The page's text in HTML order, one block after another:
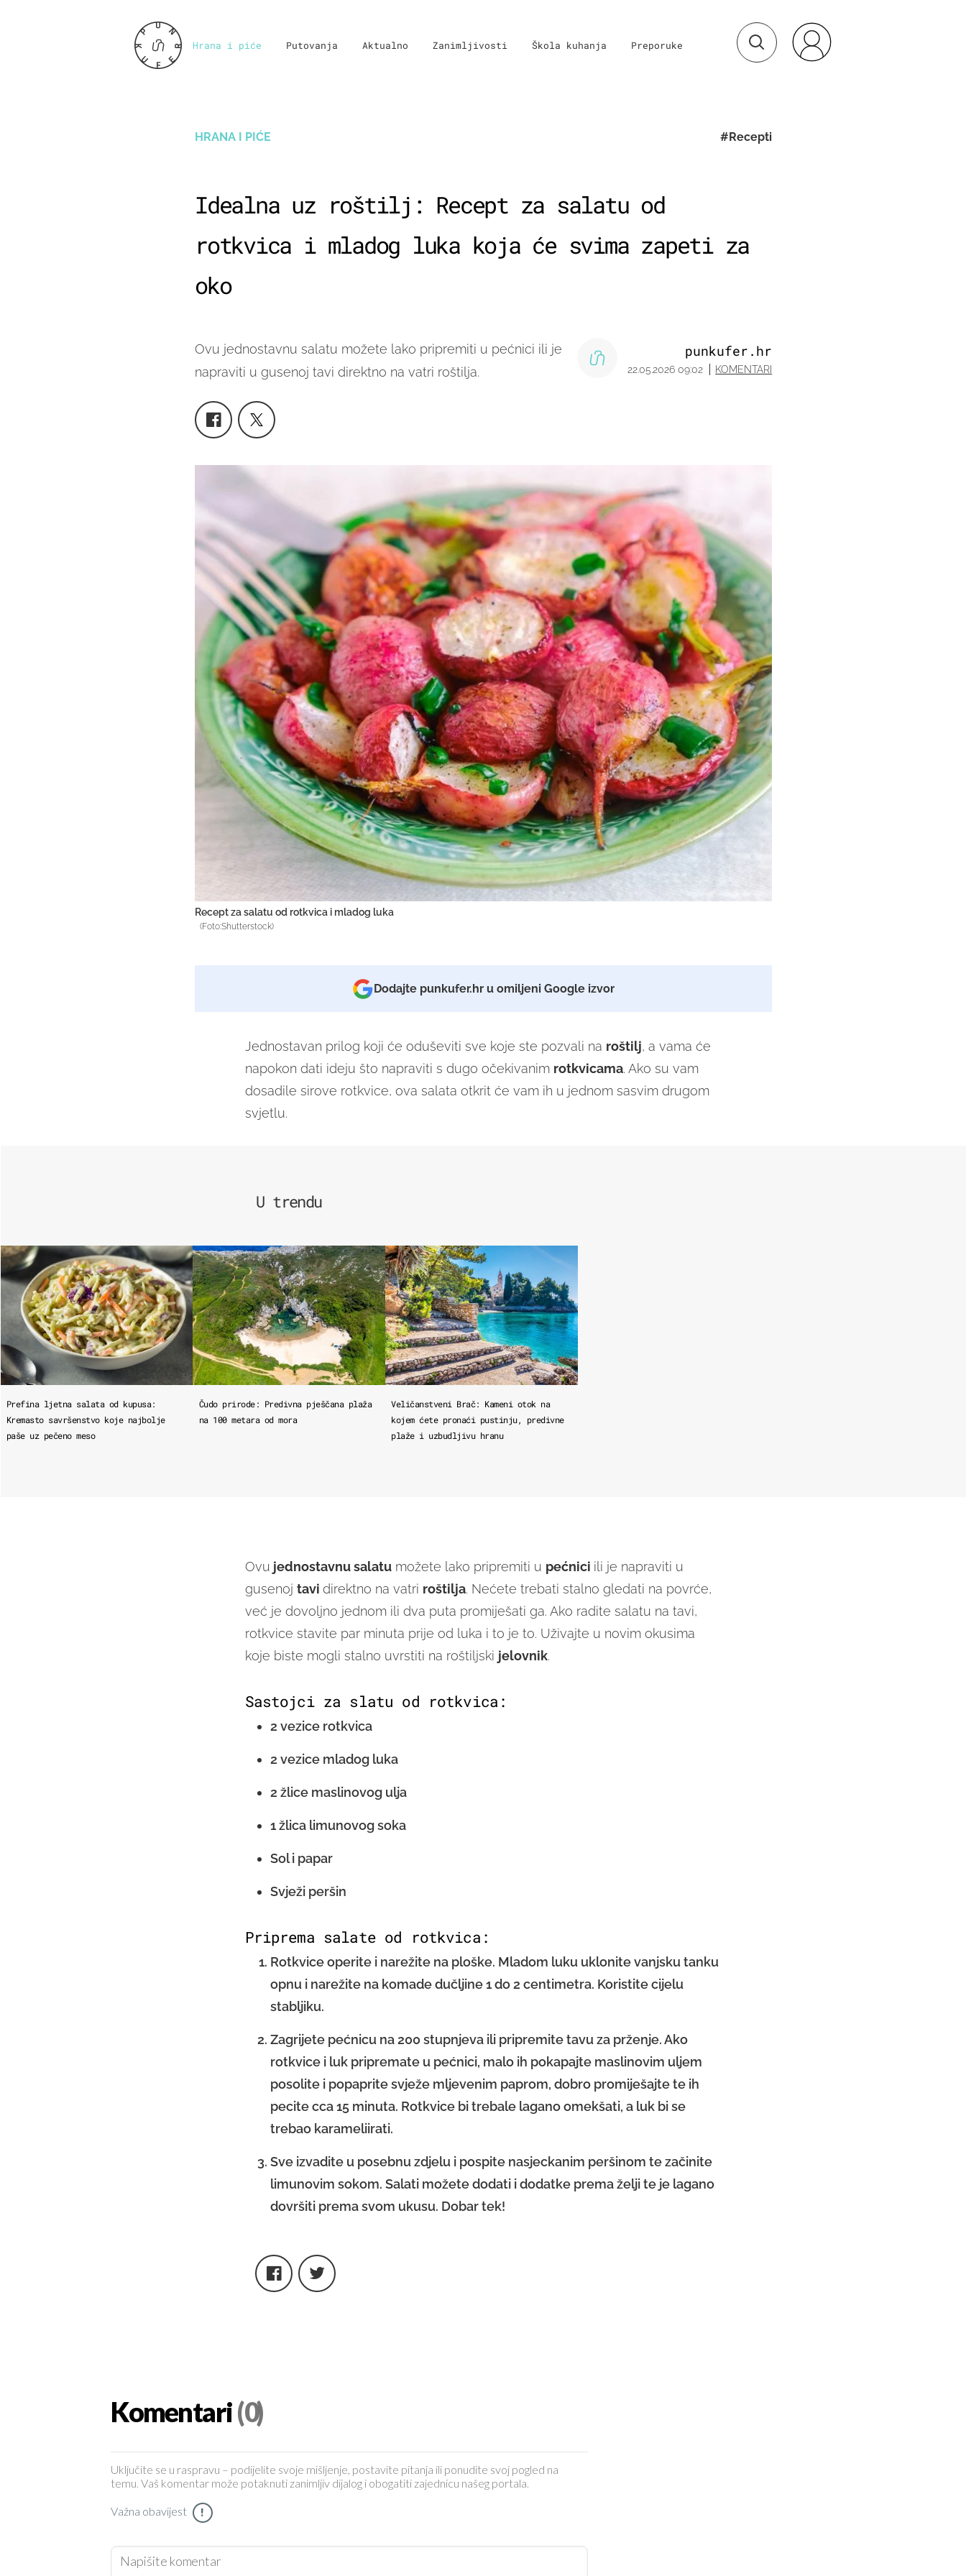
Hrana i piće Putovanja Aktualno Zanimljivosti Škola kuhanja Preporuke
HRANA I PIĆE #Recepti
Idealna uz roštilj: Recept za salatu od
rotkvica i mladog luka koja će svima zapeti za
oko
Ovu jednostavnu salatu možete lako pripremiti u pećnici ili je
napraviti u gusenoj tavi direktno na vatri roštilja.
punkufer.hr
22.05.2026 09:02 KOMENTARI
Recept za salatu od rotkvica i mladog luka
(Foto:Shutterstock)
Dodajte punkufer.hr u omiljeni Google izvor
Jednostavan prilog koji će oduševiti sve koje ste pozvali na roštilj, a vama će
napokon dati ideju što napraviti s dugo očekivanim rotkvicama. Ako su vam
dosadile sirove rotkvice, ova salata otkrit će vam ih u jednom sasvim drugom
svjetlu.
U trendu
Prefina ljetna salata od kupusa:
Kremasto savršenstvo koje najbolje
paše uz pečeno meso
Čudo prirode: Predivna pješčana plaža
na 100 metara od mora
Veličanstveni Brač: Kameni otok na
kojem ćete pronaći pustinju, predivne
plaže i uzbudljivu hranu
Ovu jednostavnu salatumožete lako pripremiti u pećnici ili je napraviti u
gusenoj tavi direktno na vatri roštilja. Nećete trebati stalno gledati na povrće,
već je dovoljno jednom ili dva puta promiješati ga. Ako radite salatu na tavi,
rotkvice stavite par minuta prije od luka i to je to. Uživajte u novim okusima
koje biste mogli stalno uvrstiti na roštiljski jelovnik.
Sastojci za slatu od rotkvica:
2 vezice rotkvica
2 vezice mladog luka
2 žlice maslinovog ulja
1 žlica limunovog soka
Sol i papar
Svježi peršin
Priprema salate od rotkvica:
Rotkvice operite i narežite na ploške. Mladom luku uklonite vanjsku tanku
opnu i narežite na komade dučljine 1 do 2 centimetra. Koristite cijelu
stabljiku.
Zagrijete pećnicu na 200 stupnjeva ili pripremite tavu za prženje. Ako
rotkvice i luk pripremate u pećnici, malo ih pokapajte maslinovim uljem
posolite i popaprite svježe mljevenim paprom, dobro promiješajte te ih
pecite cca 15 minuta. Rotkvice bi trebale lagano omekšati, a luk bi se
trebao karameliirati.
Sve izvadite u posebnu zdjelu i pospite nasjeckanim peršinom te začinite
limunovim sokom. Salati možete dodati i dodatke prema želji te je lagano
dovršiti prema svom ukusu. Dobar tek!
Komentari(0)
Uključite se u raspravu – podijelite svoje mišljenje, postavite pitanja ili ponudite svoj pogled na
temu. Vaš komentar može potaknuti zanimljiv dijalog i obogatiti zajednicu našeg portala.
Važna obavijest !